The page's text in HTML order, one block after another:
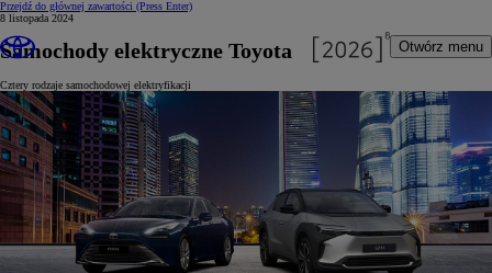
Przejdź do głównej zawartości (Press Enter)
Otwórz menu
8 listopada 2024
Samochody elektryczne Toyota
Cztery rodzaje samochodowej elektryfikacji